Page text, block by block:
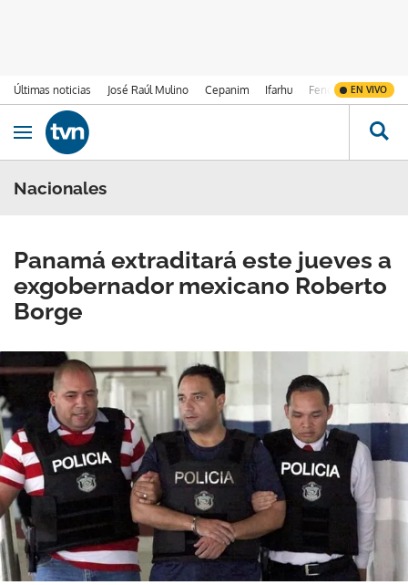
Últimas noticias José Raúl Mulino Cepanim Ifarhu Fenómeno de El
EN VIVO
Ir al contenido
Obrir navegació
Nacionales
Panamá extraditará este jueves a
exgobernador mexicano Roberto
Borge